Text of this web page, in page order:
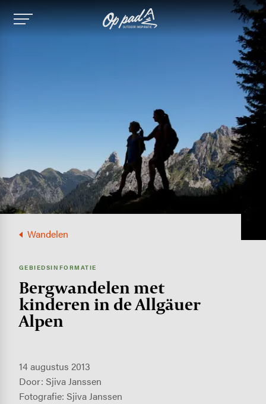
Image
Wandelen
GEBIEDSINFORMATIE
Berg­wan­delen met
kinderen in de Allgäuer
Alpen
14 augustus 2013
Door: Sjiva Janssen
Fotografie: Sjiva Janssen